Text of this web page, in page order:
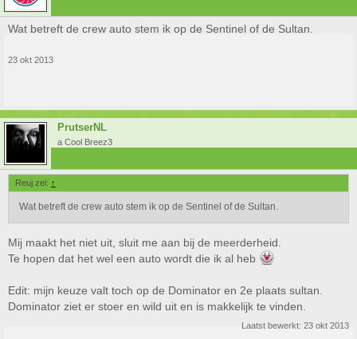
Wat betreft de crew auto stem ik op de Sentinel of de Sultan.
23 okt 2013
PrutserNL
a Cool Breez3
Reuj zei: ↑
Wat betreft de crew auto stem ik op de Sentinel of de Sultan.
Mij maakt het niet uit, sluit me aan bij de meerderheid.
Te hopen dat het wel een auto wordt die ik al heb
Edit: mijn keuze valt toch op de Dominator en 2e plaats sultan.
Dominator ziet er stoer en wild uit en is makkelijk te vinden.
Laatst bewerkt: 23 okt 2013